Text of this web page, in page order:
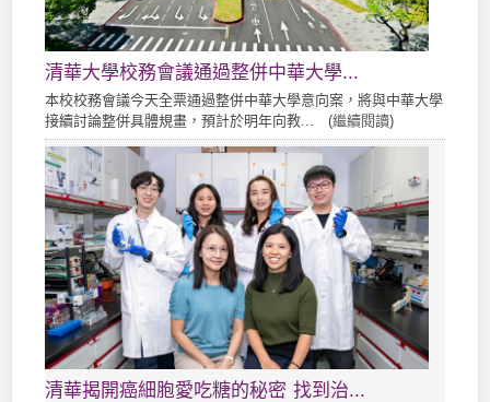
清華大學校務會議通過整併中華大學...
本校校務會議今天全票通過整併中華大學意向案，將與中華大學
接續討論整併具體規畫，預計於明年向教... (繼續閱讀)
清華揭開癌細胞愛吃糖的秘密 找到治...